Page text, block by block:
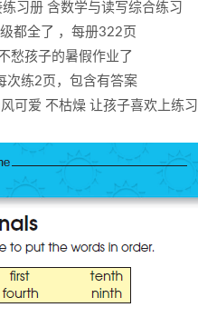
习册 含数学与读写综合练习
都全了 ，每册322页
愁孩子的暑假作业了
次练2页，包含有答案
可爱 不枯燥 让孩子喜欢上练习